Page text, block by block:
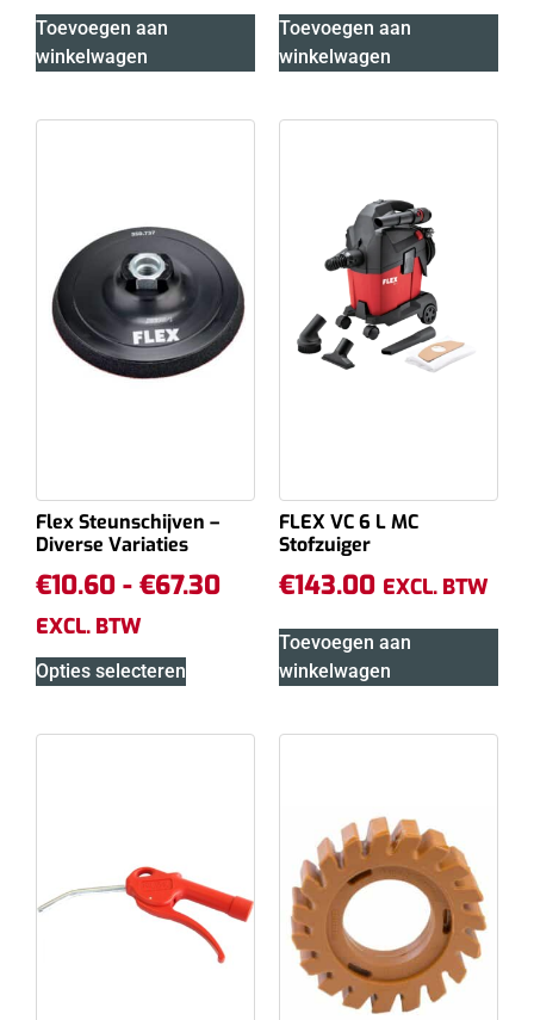
Toevoegen aan
winkelwagen
Toevoegen aan
winkelwagen
Flex Steunschijven –
Diverse Variaties
€10.60 - €67.30
EXCL. BTW
Opties selecteren
FLEX VC 6 L MC
Stofzuiger
€143.00 EXCL. BTW
Toevoegen aan
winkelwagen